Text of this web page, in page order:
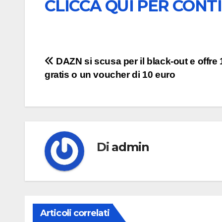
CLICCA QUI PER
Navigazione
articoli
DAZN si scusa per il black-out e offre
gratis o un voucher di 10 euro
Di admin
Articoli correlati